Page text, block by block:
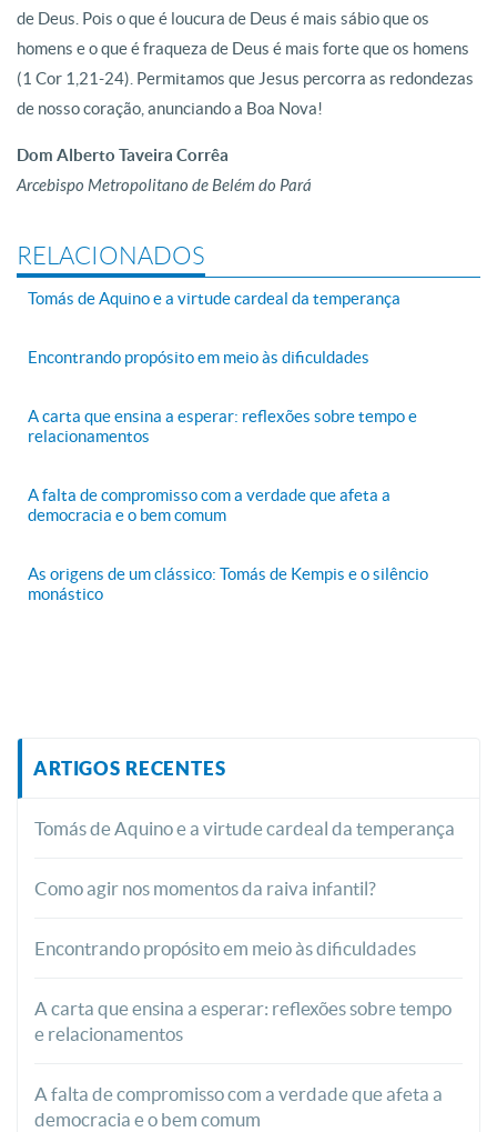
de Deus. Pois o que é loucura de Deus é mais sábio que os
homens e o que é fraqueza de Deus é mais forte que os homens
(1 Cor 1,21-24). Permitamos que Jesus percorra as redondezas
de nosso coração, anunciando a Boa Nova!
Dom Alberto Taveira Corrêa
Arcebispo Metropolitano de Belém do Pará
RELACIONADOS
Tomás de Aquino e a virtude cardeal da temperança
Encontrando propósito em meio às dificuldades
A carta que ensina a esperar: reflexões sobre tempo e
relacionamentos
A falta de compromisso com a verdade que afeta a
democracia e o bem comum
As origens de um clássico: Tomás de Kempis e o silêncio
monástico
ARTIGOS RECENTES
Tomás de Aquino e a virtude cardeal da temperança
Como agir nos momentos da raiva infantil?
Encontrando propósito em meio às dificuldades
A carta que ensina a esperar: reflexões sobre tempo
e relacionamentos
A falta de compromisso com a verdade que afeta a
democracia e o bem comum